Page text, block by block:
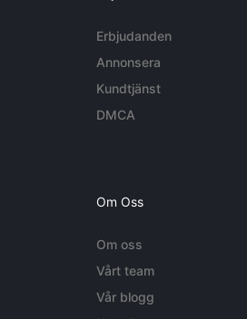
Erbjudanden
Annonsera
Kundtjänst
DMCA
Om Oss
Om oss
Vårt team
Vår blogg